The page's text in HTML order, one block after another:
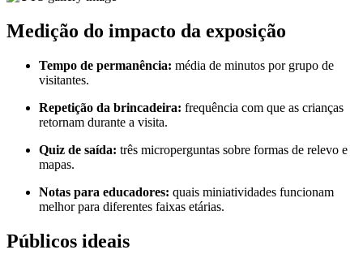
Medição do impacto da exposição
Tempo de permanência: média de minutos por grupo de
visitantes.
Repetição da brincadeira: frequência com que as crianças
retornam durante a visita.
Quiz de saída: três microperguntas sobre formas de relevo e
mapas.
Notas para educadores: quais miniatividades funcionam
melhor para diferentes faixas etárias.
Públicos ideais